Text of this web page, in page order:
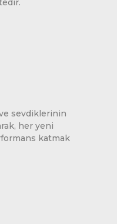
sevdiklerinin
her yeni
katmak